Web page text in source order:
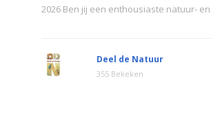
2026 Ben jij een enthousiaste natuur-
Deel de Natuur
355 Bekeken